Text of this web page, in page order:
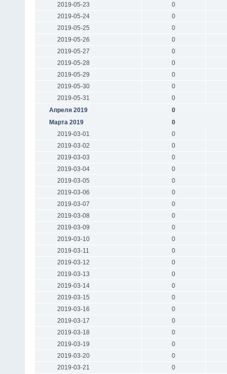
2019-05-23
0
2019-05-24
0
2019-05-25
0
2019-05-26
0
2019-05-27
0
2019-05-28
0
2019-05-29
0
2019-05-30
0
2019-05-31
0
Апреля 2019
0
Марта 2019
0
2019-03-01
0
2019-03-02
0
2019-03-03
0
2019-03-04
0
2019-03-05
0
2019-03-06
0
2019-03-07
0
2019-03-08
0
2019-03-09
0
2019-03-10
0
2019-03-11
0
2019-03-12
0
2019-03-13
0
2019-03-14
0
2019-03-15
0
2019-03-16
0
2019-03-17
0
2019-03-18
0
2019-03-19
0
2019-03-20
0
2019-03-21
0